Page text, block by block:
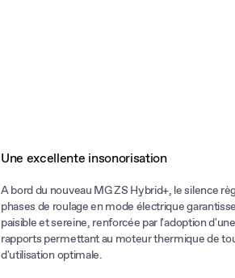
Une excellente insonorisation
A bord du nouveau MG ZS Hybrid+, le silence
phases de roulage en mode électrique
paisible et sereine, renforcée par l'adoption
rapports permettant au moteur thermique de
d'utilisation optimale.